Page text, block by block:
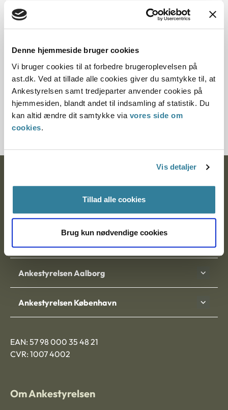
Denne hjemmeside bruger cookies
Vi bruger cookies til at forbedre brugeroplevelsen på
ast.dk. Ved at tillade alle cookies giver du samtykke til, at
Ankestyrelsen samt tredjeparter anvender cookies på
hjemmesiden, blandt andet til indsamling af statistik. Du
kan altid ændre dit samtykke via vores side om
cookies.
Vis detaljer
Tillad alle cookies
Brug kun nødvendige cookies
Denne principafgørelse er kasseret den 2. april
2013, da den er erstattet af principafgørelse 39-13.
Paragraf
§ 37 § 40 § 12
Journalnummer
21293-92
Nytorv 7, 2. sal
9000 Aalborg
Ankestyrelsen Aalborg
Ankestyrelsen København
EAN: 57 98 000 35 48 21
CVR: 1007 4002
Om Ankestyrelsen